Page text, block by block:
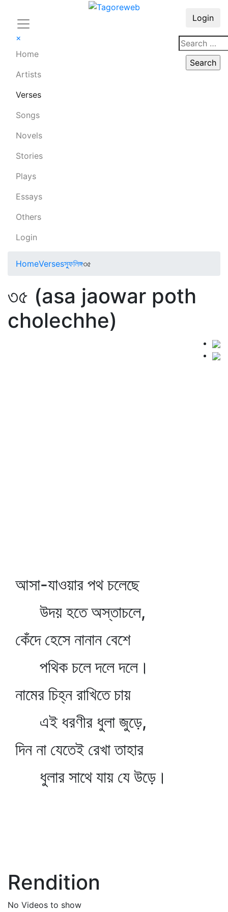
×
Home
Artists
Verses
Songs
Novels
Stories
Plays
Essays
Others
Login
Login
HomeVersesস্ফুলিঙ্গ৩৫
৩৫ (asa jaowar poth
cholechhe)
আসা-যাওয়ার পথ চলেছে
উদয় হতে অস্তাচলে,
কেঁদে হেসে নানান বেশে
পথিক চলে দলে দলে।
নামের চিহ্ন রাখিতে চায়
এই ধরণীর ধুলা জুড়ে,
দিন না যেতেই রেখা তাহার
ধুলার সাথে যায় যে উড়ে।
Rendition
No Videos to show